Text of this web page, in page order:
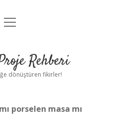
Uyarı
menüyü
Rehberi
dönüştüren fikirler!
porselen masa mı